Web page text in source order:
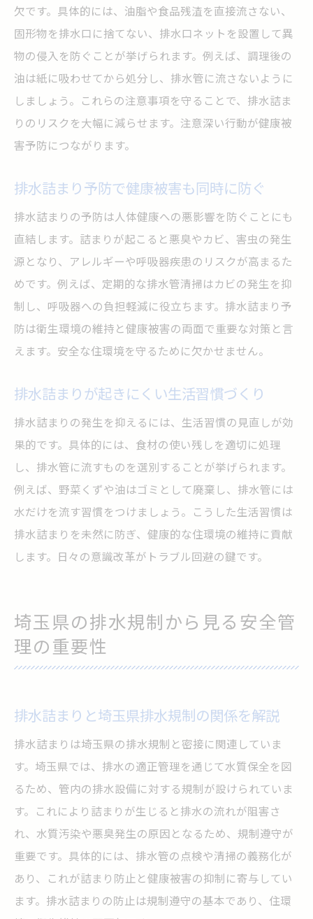
欠です。具体的には、油脂や食品残渣を直接流さない、
固形物を排水口に捨てない、排水口ネットを設置して異
物の侵入を防ぐことが挙げられます。例えば、調理後の
油は紙に吸わせてから処分し、排水管に流さないように
しましょう。これらの注意事項を守ることで、排水詰ま
りのリスクを大幅に減らせます。注意深い行動が健康被
害予防につながります。
排水詰まり予防で健康被害も同時に防ぐ
排水詰まりの予防は人体健康への悪影響を防ぐことにも
直結します。詰まりが起こると悪臭やカビ、害虫の発生
源となり、アレルギーや呼吸器疾患のリスクが高まるた
めです。例えば、定期的な排水管清掃はカビの発生を抑
制し、呼吸器への負担軽減に役立ちます。排水詰まり予
防は衛生環境の維持と健康被害の両面で重要な対策と言
えます。安全な住環境を守るために欠かせません。
排水詰まりが起きにくい生活習慣づくり
排水詰まりの発生を抑えるには、生活習慣の見直しが効
果的です。具体的には、食材の使い残しを適切に処理
し、排水管に流すものを選別することが挙げられます。
例えば、野菜くずや油はゴミとして廃棄し、排水管には
水だけを流す習慣をつけましょう。こうした生活習慣は
排水詰まりを未然に防ぎ、健康的な住環境の維持に貢献
します。日々の意識改革がトラブル回避の鍵です。
埼玉県の排水規制から見る安全管
理の重要性
排水詰まりと埼玉県排水規制の関係を解説
排水詰まりは埼玉県の排水規制と密接に関連していま
す。埼玉県では、排水の適正管理を通じて水質保全を図
るため、管内の排水設備に対する規制が設けられていま
す。これにより詰まりが生じると排水の流れが阻害さ
れ、水質汚染や悪臭発生の原因となるため、規制遵守が
重要です。具体的には、排水管の点検や清掃の義務化が
あり、これが詰まり防止と健康被害の抑制に寄与してい
ます。排水詰まりの防止は規制遵守の基本であり、住環